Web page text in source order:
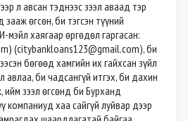
л авсан тэднээс зээл аваад тэр
өгсөн, би тэгсэн түүний
мэйл хаягаар өргөдөл гаргасан:
) (citybankloans123@gmail.com), би
бөгөөд хамгийн их гайхсан зүйл
авлаа, би чадсангүй итгэх, би дахин
зээл өгсөнд би Бурханд
компаниуд хаа сайгүй луйвар дээр